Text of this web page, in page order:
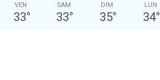
VEN
33°
SAM
33°
DIM
35°
LUN
34°